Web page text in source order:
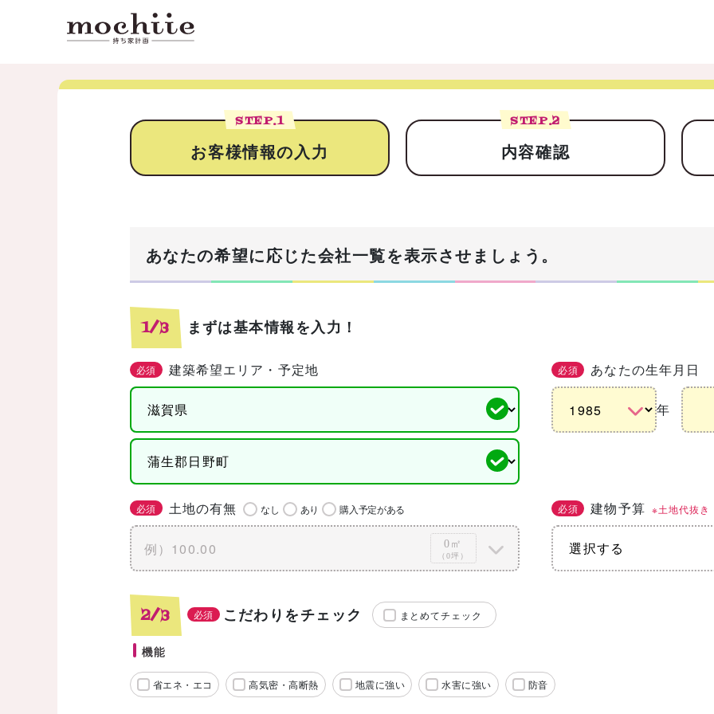
STEP.1
お客様情報の入力
STEP.2
内容確認
あなたの希望に応じた会社一覧を表示させましょう。
1/3 まずは基本情報を入力！
必須 建築希望エリア・予定地 必須 あなたの生年月日
年
必須 土地の有無 なし あり 購入予定がある
0㎡
（0坪）
必須 建物予算 ※土地代抜き
2/3 必須 こだわりをチェック まとめてチェック
機能
省エネ・エコ 高気密・高断熱 地震に強い 水害に強い 防音